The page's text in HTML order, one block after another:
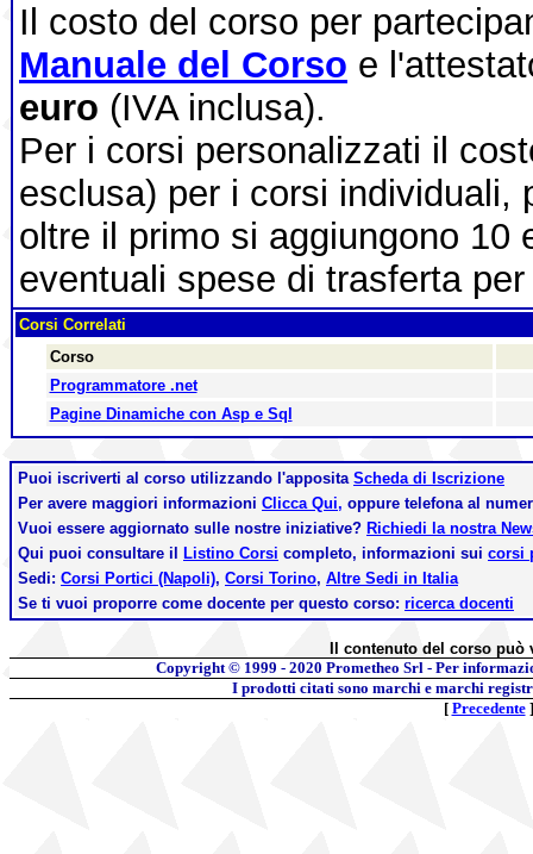
Il costo del corso per
Manuale del Corso e
euro (IVA inclusa).
Per i corsi personalizzati il
esclusa) per i corsi individuali,
oltre il primo si aggiungono 10
eventuali spese di trasferta
Corsi Correlati
Corso
Programmatore .net
Pagine Dinamiche con Asp e Sql
Puoi iscriverti al corso utilizzando l'apposita Scheda di Iscrizione
Per avere maggiori informazioni Clicca Qui, oppure telefona al
Vuoi essere aggiornato sulle nostre iniziative? Richiedi la nostra
Qui puoi consultare il
Listino Corsi completo, informazioni sui corsi
Sedi: Corsi Portici (Napoli), Corsi Torino, Altre Sedi in Italia
Se ti vuoi proporre come docente per questo corso: ricerca docenti
Il contenuto del corso
Copyright © 1999 - 2020 Prometheo Srl - Per
I prodotti citati sono marchi e marchi
[ Precedente]